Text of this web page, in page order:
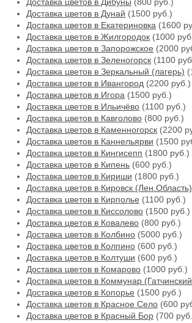
Доставка цветов в Дунай (1500 руб.)
Доставка цветов в Екатериновка (1600
Доставка цветов в Жилгородок (1000
Доставка цветов в Запорожское (2000
Доставка цветов в Зеленогорск (1100
Доставка цветов в Зеркальный (лагерь)
Доставка цветов в Ивангород (2200 руб.)
Доставка цветов в Игора (1500 руб.)
Доставка цветов в Ильичёво (1100 руб.)
Доставка цветов в Кавголово (800 руб.)
Доставка цветов в Каменногорск (2200
Доставка цветов в Каннельярви (1500
Доставка цветов в Кингисепп (1800 руб.)
Доставка цветов в Кипень (600 руб.)
Доставка цветов в Кириши (1800 руб.)
Доставка цветов в Кировск (Лен.Область)
Доставка цветов в Кирполье (1100 руб.)
Доставка цветов в Киссолово (1500 руб.)
Доставка цветов в Ковалево (800 руб.)
Доставка цветов в Колбино (5000 руб.)
Доставка цветов в Колпино (600 руб.)
Доставка цветов в Колтуши (600 руб.)
Доставка цветов в Комарово (1000 руб.)
Доставка цветов в Коммунар
Доставка цветов в Копорье (1500 руб.)
Доставка цветов в Красное Село (600
Доставка цветов в Красный Бор (700